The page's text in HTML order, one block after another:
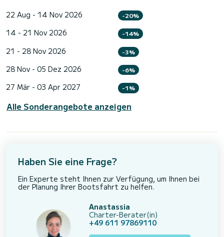
22 Aug - 14 Nov 2026 -20%
14 - 21 Nov 2026 -14%
21 - 28 Nov 2026 -3%
28 Nov - 05 Dez 2026 -6%
27 Mär - 03 Apr 2027 -1%
Alle Sonderangebote anzeigen
Haben Sie eine Frage?
Ein Experte steht Ihnen zur Verfügung, um Ihnen bei
der Planung Ihrer Bootsfahrt zu helfen.
Anastassia
Charter-Berater(in)
+49 611 97869110